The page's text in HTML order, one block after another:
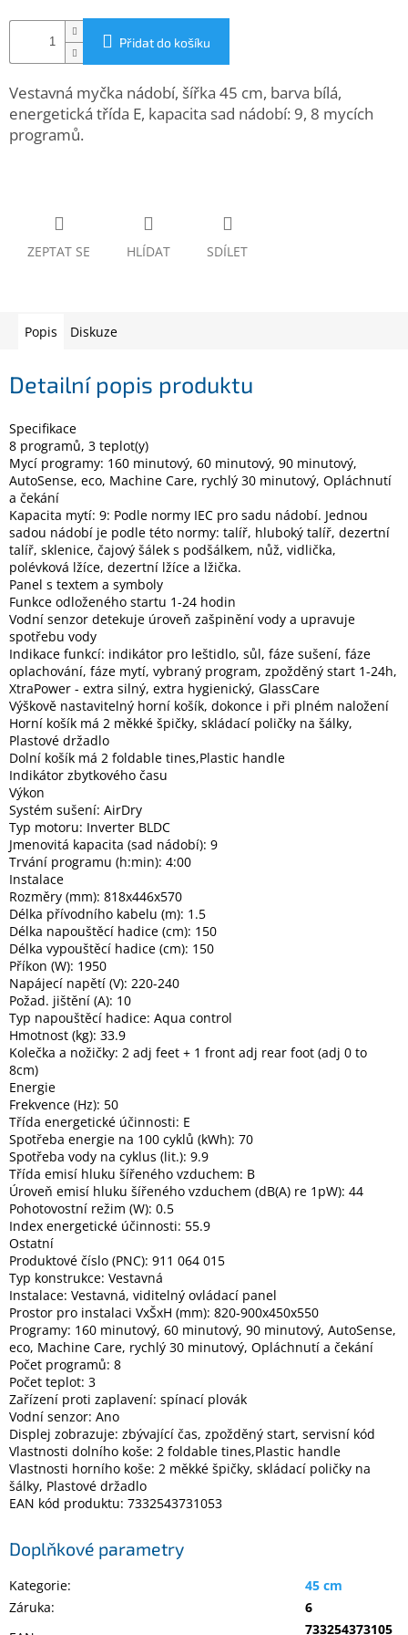
Gaming
Telefony
tablety
Dílna
spotřebiče
Počítače
a
Elektronika
Domácnost
%
Black
Friday
VÝPRODEJ
Akční
zboží
TONERY
A
CARTRIDGE
OEM
Sestavy
počítačů
Inpraise
Kamerové
systémy
MILESIGHT
Doprodej
Přihlášení
Přidat do košíku
Vestavná myčka nádobí, šířka 45 cm, barva bílá,
energetická třída E, kapacita sad nádobí: 9, 8 mycích
programů.
ZEPTAT SE HLÍDAT SDÍLET
Popis Diskuze
Detailní popis produktu
Specifikace
8 programů, 3 teplot(y)
Mycí programy: 160 minutový, 60 minutový, 90 minutový,
AutoSense, eco, Machine Care, rychlý 30 minutový, Opláchnutí
a čekání
Kapacita mytí: 9: Podle normy IEC pro sadu nádobí. Jednou
sadou nádobí je podle této normy: talíř, hluboký talíř, dezertní
talíř, sklenice, čajový šálek s podšálkem, nůž, vidlička,
polévková lžíce, dezertní lžíce a lžička.
Panel s textem a symboly
Funkce odloženého startu 1-24 hodin
Vodní senzor detekuje úroveň zašpinění vody a upravuje
spotřebu vody
Indikace funkcí: indikátor pro leštidlo, sůl, fáze sušení, fáze
oplachování, fáze mytí, vybraný program, zpožděný start 1-24h,
XtraPower - extra silný, extra hygienický, GlassCare
Výškově nastavitelný horní košík, dokonce i při plném naložení
Horní košík má 2 měkké špičky, skládací poličky na šálky,
Plastové držadlo
Dolní košík má 2 foldable tines,Plastic handle
Indikátor zbytkového času
Výkon
Systém sušení: AirDry
Typ motoru: Inverter BLDC
Jmenovitá kapacita (sad nádobí): 9
Trvání programu (h:min): 4:00
Instalace
Rozměry (mm): 818x446x570
Délka přívodního kabelu (m): 1.5
Délka napouštěcí hadice (cm): 150
Délka vypouštěcí hadice (cm): 150
Příkon (W): 1950
Napájecí napětí (V): 220-240
Požad. jištění (A): 10
Typ napouštěcí hadice: Aqua control
Hmotnost (kg): 33.9
Kolečka a nožičky: 2 adj feet + 1 front adj rear foot (adj 0 to
8cm)
Energie
Frekvence (Hz): 50
Třída energetické účinnosti: E
Spotřeba energie na 100 cyklů (kWh): 70
Spotřeba vody na cyklus (lit.): 9.9
Třída emisí hluku šířeného vzduchem: B
Úroveň emisí hluku šířeného vzduchem (dB(A) re 1pW): 44
Pohotovostní režim (W): 0.5
Index energetické účinnosti: 55.9
Ostatní
Produktové číslo (PNC): 911 064 015
Typ konstrukce: Vestavná
Instalace: Vestavná, viditelný ovládací panel
Prostor pro instalaci VxŠxH (mm): 820-900x450x550
Programy: 160 minutový, 60 minutový, 90 minutový, AutoSense,
eco, Machine Care, rychlý 30 minutový, Opláchnutí a čekání
Počet programů: 8
Počet teplot: 3
Zařízení proti zaplavení: spínací plovák
Vodní senzor: Ano
Displej zobrazuje: zbývající čas, zpožděný start, servisní kód
Vlastnosti dolního koše: 2 foldable tines,Plastic handle
Vlastnosti horního koše: 2 měkké špičky, skládací poličky na
šálky, Plastové držadlo
EAN kód produktu: 7332543731053
Doplňkové parametry
Kategorie:
45 cm
Záruka:
6
733254373105